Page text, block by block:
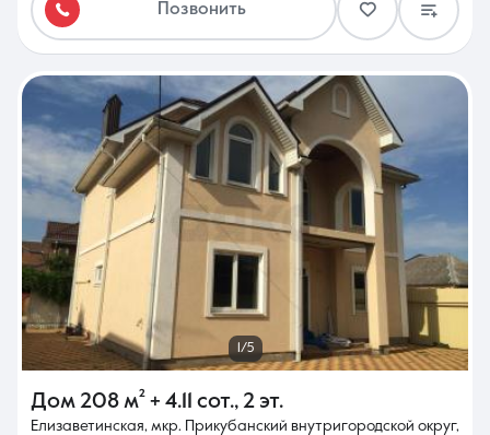
Позвонить
1/5
Дом 208 м² + 4.11 сот., 2 эт.
Елизаветинская, мкр. Прикубанский внутригородской округ,